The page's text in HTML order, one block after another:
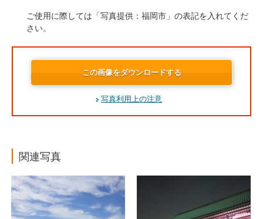
ご使用に際しては「写真提供：福岡市」の表記を入れてくだ
さい。
この画像をダウンロードする
写真利用上の注意
関連写真